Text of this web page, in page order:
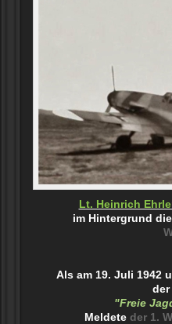
Lt. Heinrich
im Hintergrund
Als am 19. Juli 1942
der
"Freie
Meldete der 1.